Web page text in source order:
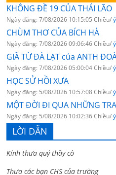
KHÔNG ĐỀ 19 CỦA THÁI LÃO
Ngày đăng: 7/08/2026 10:15:05 Chiều/
CHÙM THƠ CỦA BÍCH HÀ
Ngày đăng: 7/08/2026 09:06:46 Chiều/
GIÃ TỪ ĐÀ LẠT của ANTH
Ngày đăng: 7/08/2026 05:00:04 Chiều/
HỌC SỬ HỒI XƯA
Ngày đăng: 5/08/2026 10:57:08 Chiều/
MỘT ĐỜI ĐI QUA NHỮNG
Ngày đăng: 5/08/2026 10:02:36 Chiều/
LỜI DẪN
Kính thưa quý thầy cô
Thưa các bạn CHS của trường